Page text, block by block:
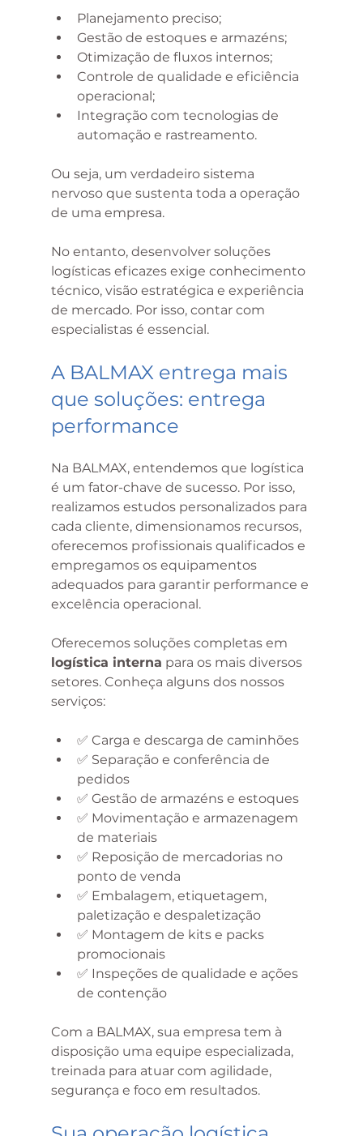
Planejamento preciso;
Gestão de estoques e armazéns;
Otimização de fluxos internos;
Controle de qualidade e eficiência
operacional;
Integração com tecnologias de
automação e rastreamento.
Ou seja, um verdadeiro sistema
nervoso que sustenta toda a operação
de uma empresa.
No entanto, desenvolver soluções
logísticas eficazes exige conhecimento
técnico, visão estratégica e experiência
de mercado. Por isso, contar com
especialistas é essencial.
A BALMAX entrega mais
que soluções: entrega
performance
Na BALMAX, entendemos que logística
é um fator-chave de sucesso. Por isso,
realizamos estudos personalizados para
cada cliente, dimensionamos recursos,
oferecemos profissionais qualificados e
empregamos os equipamentos
adequados para garantir performance e
excelência operacional.
Oferecemos soluções completas em
logística interna para os mais diversos
setores. Conheça alguns dos nossos
serviços:
✅ Carga e descarga de caminhões
✅ Separação e conferência de
pedidos
✅ Gestão de armazéns e estoques
✅ Movimentação e armazenagem
de materiais
✅ Reposição de mercadorias no
ponto de venda
✅ Embalagem, etiquetagem,
paletização e despaletização
✅ Montagem de kits e packs
promocionais
✅ Inspeções de qualidade e ações
de contenção
Com a BALMAX, sua empresa tem à
disposição uma equipe especializada,
treinada para atuar com agilidade,
segurança e foco em resultados.